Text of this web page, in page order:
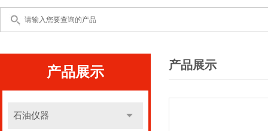
产品展示
石油仪器
产品展示